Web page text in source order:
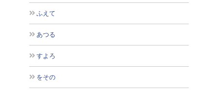
ふえて
あつる
すよろ
をその